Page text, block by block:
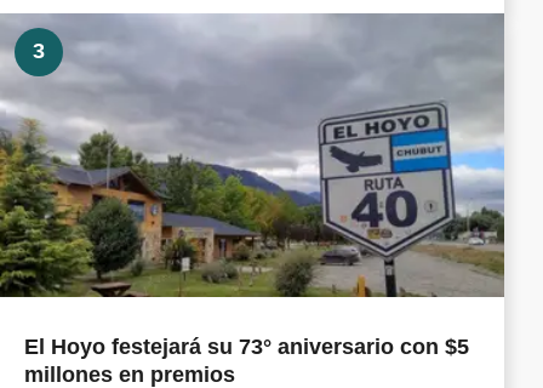
3
El Hoyo festejará su 73° aniversario con $5
millones en premios